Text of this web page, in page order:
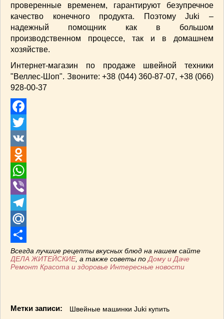
проверенные временем, гарантируют безупречное
качество конечного продукта. Поэтому Juki –
надежный помощник как в большом
производственном процессе, так и в домашнем
хозяйстве.
Интернет-магазин по продаже швейной техники
"Веллес-Шоп". Звоните: +38 (044) 360-87-07, +38 (066)
928-00-37
Facebook
Twitter
VK
Odnoklassniki
WhatsApp
Viber
Telegram
Mail.Ru
Отправить
Всегда лучшие рецепты вкусных блюд на нашем сайте
ДЕЛА ЖИТЕЙСКИЕ, а также советы по Дому и Даче
Ремонт Красота и здоровье Интересные новости
Метки записи: Швейные машинки Juki купить